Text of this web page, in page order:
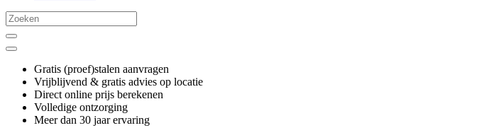
Gratis (proef)stalen aanvragen
Vrijblijvend & gratis advies op locatie
Direct online prijs berekenen
Volledige ontzorging
Meer dan 30 jaar ervaring